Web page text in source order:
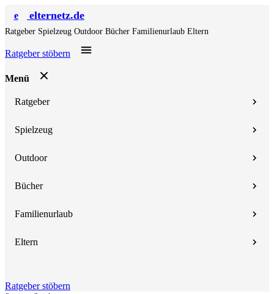
e elternetz.de
Ratgeber Spielzeug Outdoor Bücher Familienurlaub Eltern
Ratgeber stöbern
Menü
Ratgeber
Spielzeug
Outdoor
Bücher
Familienurlaub
Eltern
Ratgeber stöbern